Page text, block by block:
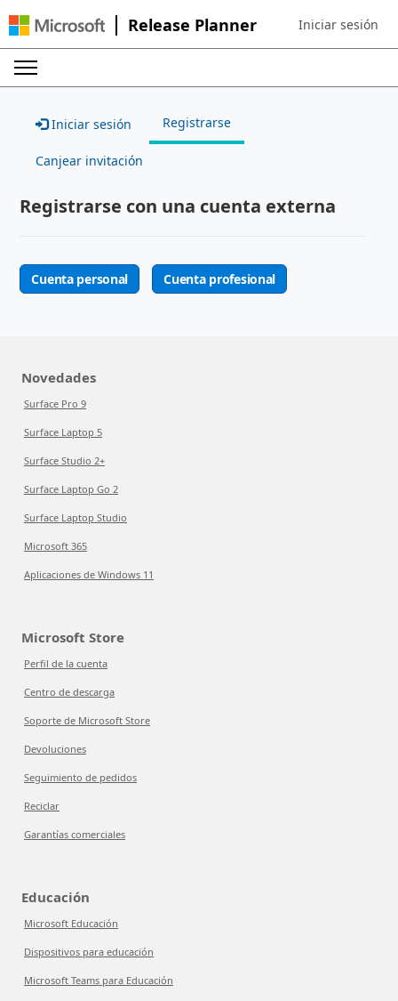
Release Planner Sign in to your
Iniciar sesión
Iniciar sesión Registrarse
Canjear invitación
Registrarse con una cuenta externa
Cuenta personal Cuenta profesional
Novedades
Surface Pro 9
Surface Laptop 5
Surface Studio 2+
Surface Laptop Go 2
Surface Laptop Studio
Microsoft 365
Aplicaciones de Windows 11
Microsoft Store
Perfil de la cuenta
Centro de descarga
Soporte de Microsoft Store
Devoluciones
Seguimiento de pedidos
Reciclar
Garantías comerciales
Educación
Microsoft Educación
Dispositivos para educación
Microsoft Teams para Educación